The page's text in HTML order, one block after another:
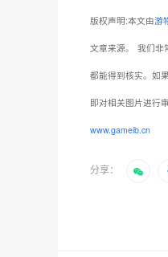
版权声明:本文由游
文章来源。 我们非
都能得到核实。如
即对相关图片进行
www.gameib.cn
分享：